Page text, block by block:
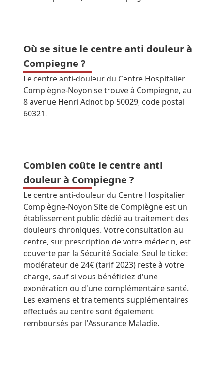
Où se situe le centre anti douleur à
Compiegne ?
Le centre anti-douleur du Centre Hospitalier
Compiègne-Noyon se trouve à Compiegne, au
8 avenue Henri Adnot bp 50029, code postal
60321.
Combien coûte le centre anti
douleur à Compiegne ?
Le centre anti-douleur du Centre Hospitalier
Compiègne-Noyon Site de Compiègne est un
établissement public dédié au traitement des
douleurs chroniques. Votre consultation au
centre, sur prescription de votre médecin, est
couverte par la Sécurité Sociale. Seul le ticket
modérateur de 24€ (tarif 2023) reste à votre
charge, sauf si vous bénéficiez d'une
exonération ou d'une complémentaire santé.
Les examens et traitements supplémentaires
effectués au centre sont également
remboursés par l'Assurance Maladie.